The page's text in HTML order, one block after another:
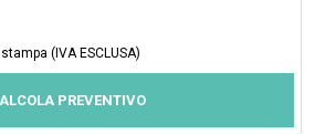
(IVA ESCLUSA)
PREVENTIVO